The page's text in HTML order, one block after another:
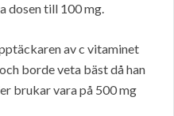
dosen till 100 mg.
av c vitaminet
borde veta bäst då han
brukar vara på 500 mg